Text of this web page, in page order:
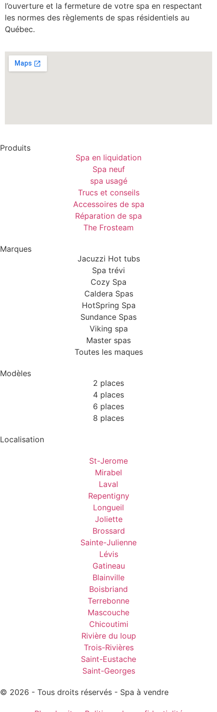
l’ouverture et la fermeture de votre spa en respectant
les normes des règlements de spas résidentiels au
Québec.
Produits
Spa en liquidation
Spa neuf
spa usagé
Trucs et conseils
Accessoires de spa
Réparation de spa
The Frosteam
Marques
Jacuzzi Hot tubs
Spa trévi
Cozy Spa
Caldera Spas
HotSpring Spa
Sundance Spas
Viking spa
Master spas
Toutes les maques
Modèles
2 places
4 places
6 places
8 places
Localisation
St-Jerome
Mirabel
Laval
Repentigny
Longueil
Joliette
Brossard
Sainte-Julienne
Lévis
Gatineau
Blainville
Boisbriand
Terrebonne
Mascouche
Chicoutimi
Rivière du loup
Trois-Rivières
Saint-Eustache
Saint-Georges
© 2026 - Tous droits réservés - Spa à vendre